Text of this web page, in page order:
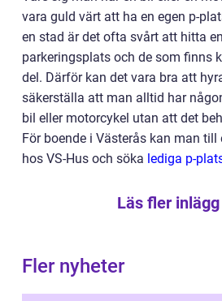
vara guld värt att ha en egen p-
en stad är det ofta svårt att hitta
parkeringsplats och de som finns
del. Därför kan det vara bra att
säkerställa att man alltid har
bil eller motorcykel utan att det
För boende i Västerås kan man till
hos VS-Hus och söka lediga p-
Läs fler
Fler nyheter